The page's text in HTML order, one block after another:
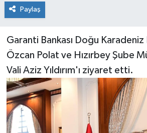
Paylaş
Garanti Bankası Doğu
Özcan Polat ve Hızırbey Şube
Vali Aziz Yıldırım'ı ziyaret etti.